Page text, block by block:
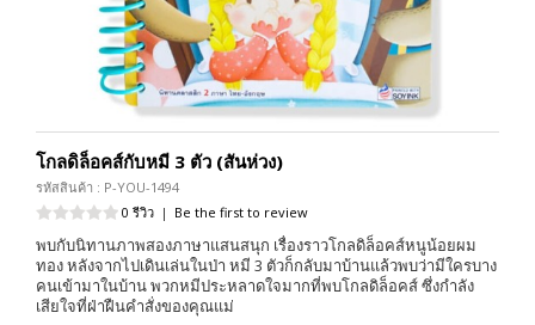
โกลดิล็อคส์กับหมี 3 ตัว (สันห่วง)
รหัสสินค้า : P-YOU-1494
0 รีวิว | Be the first to review
พบกับนิทานภาพสองภาษาแสนสนุก เรื่องราวโกลดิล็อคส์หนูน้อยผม
ทอง หลังจากไปเดินเล่นในป่า หมี 3 ตัวก็กลับมาบ้านแล้วพบว่ามีใครบาง
คนเข้ามาในบ้าน พวกหมีประหลาดใจมากที่พบโกลดิล็อคส์ ซึ่งกำลัง
เสียใจที่ฝ่าฝืนคำสั่งของคุณแม่